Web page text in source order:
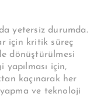
yetersiz durumda.
için kritik süreç
dönüştürülmesi
için,
kaçınarak her
ve teknoloji